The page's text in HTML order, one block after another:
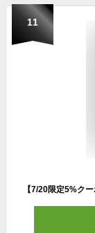
11